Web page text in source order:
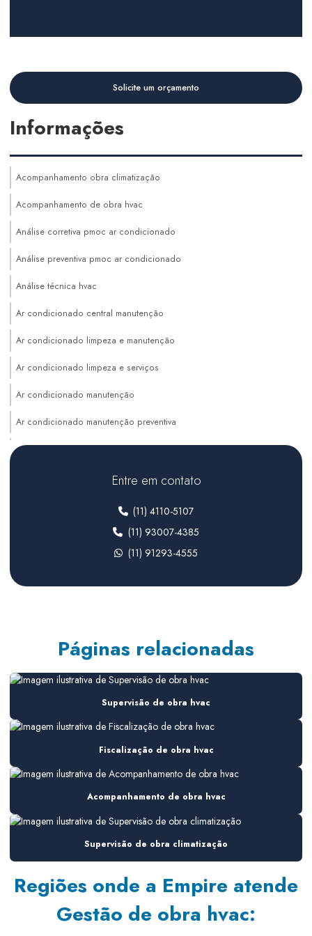
Solicite um orçamento
Informações
Acompanhamento obra climatização
Acompanhamento de obra hvac
Análise corretiva pmoc ar condicionado
Análise preventiva pmoc ar condicionado
Análise técnica hvac
Ar condicionado central manutenção
Ar condicionado limpeza e manutenção
Ar condicionado limpeza e serviços
Ar condicionado manutenção
Ar condicionado manutenção preventiva
Auditoria de sistemas hvac
Climatização de ambientes comerciais
Climatização de ambientes industriais
Climatização para farmacêutica
Climatização para indústria
Climatização para laboratórios farmacêuticos
Consultoria em ar condicionado
Consultoria em climatização
Consultoria em climatização industrial
Consultoria hvac
Consultoria instalação hvac
Consultoria manutenção hvac
Consultoria em sistemas de ar condicionado
Consultoria em sistemas de climatização
Entre em contato
(11) 4110-5107
(11) 93007-4385
(11) 91293-4555
Páginas relacionadas
Supervisão de obra hvac
Fiscalização de obra hvac
Acompanhamento de obra hvac
Supervisão de obra climatização
Regiões onde a Empire atende
Gestão de obra hvac: